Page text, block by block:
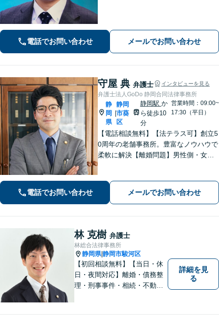
す。地域密着型の法律事務所
電話でお問い合わせ メールでお問い合わせ
守屋 典 弁護士 インタビューを見る
弁護士法人GoDo 静岡合同法律事務所
静
岡
県
|
静岡
市葵
区
静岡駅 か
ら徒歩10
分
営業時間：09:00~
17:30（平日）
【電話相談無料】【法テラス可】創立5
0周年の老舗事務所。豊富なノウハウで
柔軟に解決【離婚問題】男性側・女性
対応【借金・債務整理】個人・法人と
もに相談可【静岡駅10分】
電話でお問い合わせ メールでお問い合わせ
林 克樹 弁護士
林総合法律事務所
静岡県|静岡市駿河区
【初回相談無料】【当日・休
日・夜間対応】離婚・債務整
理・刑事事件・相続・不動産
向き合うことを心がけていま
詳細を見
る